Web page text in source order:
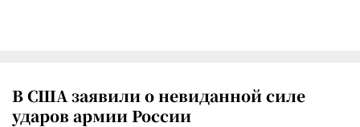
В США заявили о невиданной силе
ударов армии России